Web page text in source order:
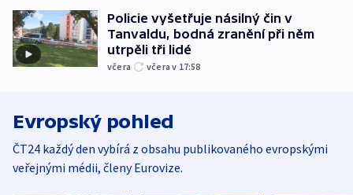
Policie vyšetřuje násilný čin v
Tanvaldu, bodná zranění při něm
utrpěli tři lidé
včera včera v 17:58
Evropský pohled
ČT24 každý den vybírá z obsahu publikovaného evropskými
veřejnými médii, členy Eurovize.